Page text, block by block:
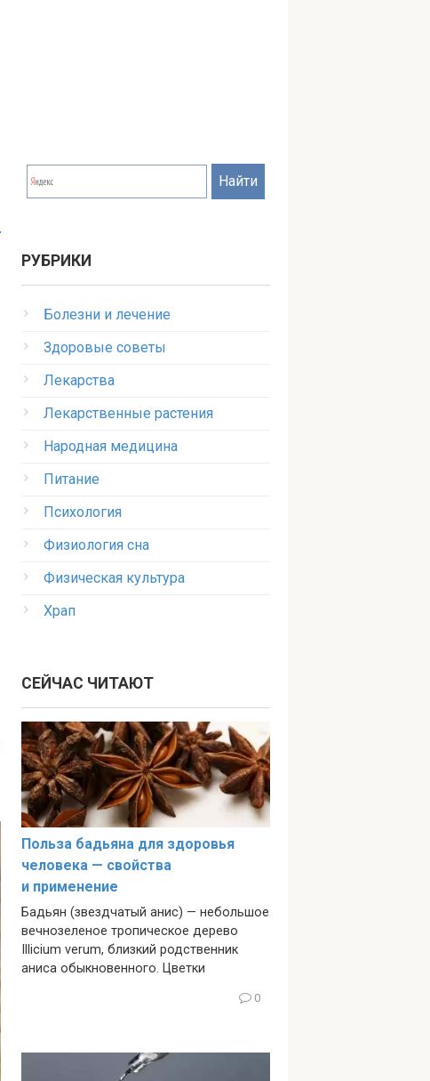
РУБРИКИ
Болезни и лечение
Здоровые советы
Лекарства
Лекарственные растения
Народная медицина
Питание
Психология
Физиология сна
Физическая культура
Храп
СЕЙЧАС ЧИТАЮТ
Польза бадьяна для здоровья
человека — свойства
и применение
Бадьян (звездчатый анис) — небольшое
вечнозеленое тропическое дерево
Illicium verum, близкий родственник
аниса обыкновенного. Цветки
0